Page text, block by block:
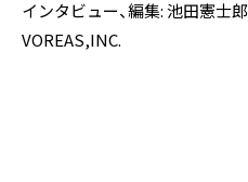
インタビュー、編集: 池田憲士郎
VOREAS,INC.